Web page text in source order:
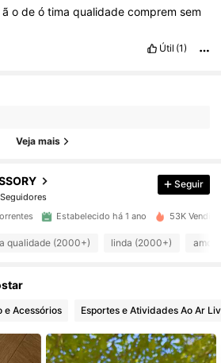
ã o de ó tima qualidade comprem sem
Útil (1)
Veja mais
1 dia atrás
Seguir
Estabelecido há 1 ano 53K
qualidade (2000+) linda (2000+) amor
e Acessórios Esportes e Atividades Ao Ar